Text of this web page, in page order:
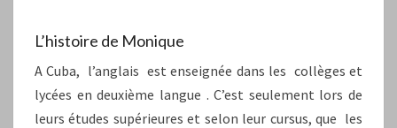
L’histoire de Monique
A Cuba, l’anglais est enseignée dans les collèges et
lycées en deuxième langue . C’est seulement lors de
leurs études supérieures et selon leur cursus, que les